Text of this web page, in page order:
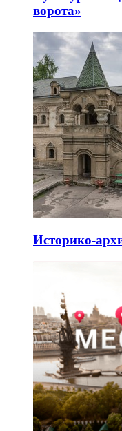
ворота»
Историко-